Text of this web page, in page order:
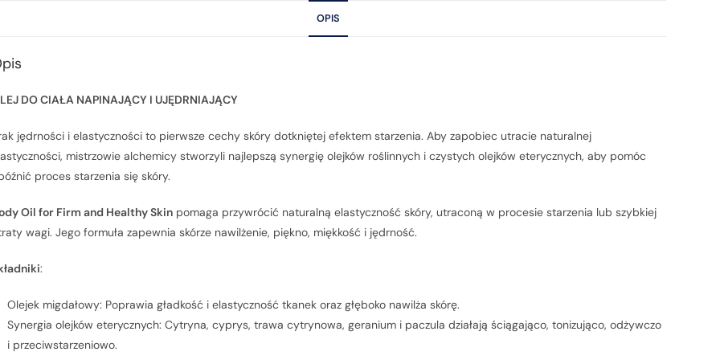
OPIS
DO CIAŁA NAPINAJĄCY I UJĘDRNIAJĄCY
jędrności i elastyczności to pierwsze cechy skóry dotkniętej efektem starzenia. Aby zapobiec utracie naturalnej
mistrzowie alchemicy stworzyli najlepszą synergię olejków roślinnych i czystych olejków eterycznych, aby pomóc
proces starzenia się skóry.
Oil for Firm and Healthy Skinpomaga przywrócić naturalną elastyczność skóry, utraconą w procesie starzenia lub szybkiej
wagi. Jego formuła zapewnia skórze nawilżenie, piękno, miękkość i jędrność.
:
Olejek migdałowy: Poprawia gładkość i elastyczność tkanek oraz głęboko nawilża skórę.
Synergia olejków eterycznych: Cytryna, cyprys, trawa cytrynowa, geranium i paczula działają ściągająco, tonizująco, odżywczo
i przeciwstarzeniowo.